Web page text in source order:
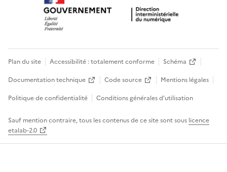
Plan du site Accessibilité : totalement conforme
Schéma
Documentation technique
Code source
Mentions légales
Politique de confidentialité
Conditions générales d’utilisation
Sauf mention contraire, tous les contenus de ce site sont sous licence
etalab-2.0